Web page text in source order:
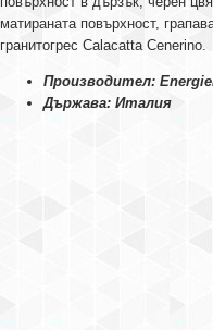
матираната повърхност,
гранитогрес Calacatta Cenerino.
Производител:
Държава: Италия